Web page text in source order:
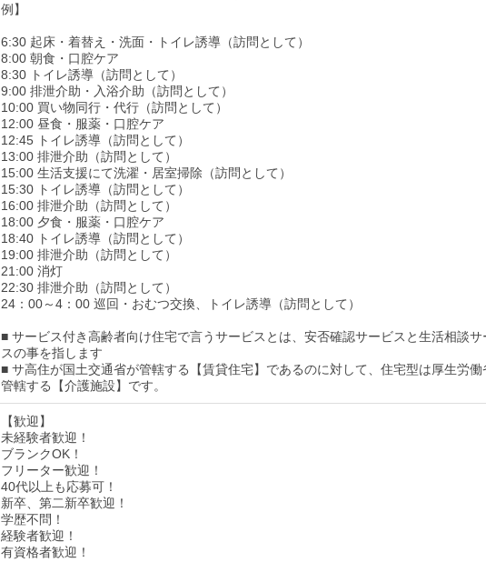
例】
6:30 起床・着替え・洗面・トイレ誘導（訪問として）
8:00 朝食・口腔ケア
8:30 トイレ誘導（訪問として）
9:00 排泄介助・入浴介助（訪問として）
10:00 買い物同行・代行（訪問として）
12:00 昼食・服薬・口腔ケア
12:45 トイレ誘導（訪問として）
13:00 排泄介助（訪問として）
15:00 生活支援にて洗濯・居室掃除（訪問として）
15:30 トイレ誘導（訪問として）
16:00 排泄介助（訪問として）
18:00 夕食・服薬・口腔ケア
18:40 トイレ誘導（訪問として）
19:00 排泄介助（訪問として）
21:00 消灯
22:30 排泄介助（訪問として）
24：00～4：00 巡回・おむつ交換、トイレ誘導（訪問として）
■ サービス付き高齢者向け住宅で言うサービスとは、安否確認サービスと生活相談サ
スの事を指します
■ サ高住が国土交通省が管轄する【賃貸住宅】であるのに対して、住宅型は厚生労働
管轄する【介護施設】です。
【歓迎】
未経験者歓迎！
ブランクOK！
フリーター歓迎！
40代以上も応募可！
新卒、第二新卒歓迎！
学歴不問！
経験者歓迎！
有資格者歓迎！